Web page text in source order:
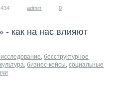
434 admin 0
- как на нас влияют
,бесструктурное
,бизнес-кейсы,социальные